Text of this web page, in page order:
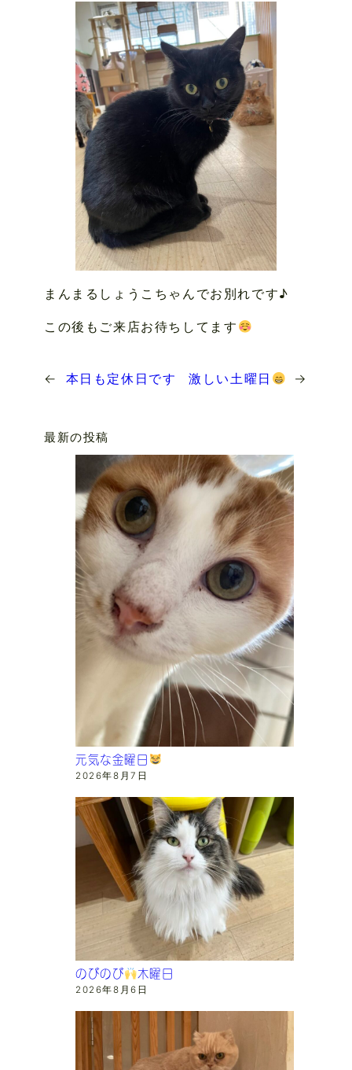
まんまるしょうこちゃんでお別れです♪
この後もご来店お待ちしてます
← 本日も定休日です 激しい土曜日 →
最新の投稿
元気な金曜日
2026年8月7日
のびのび 木曜日
2026年8月6日